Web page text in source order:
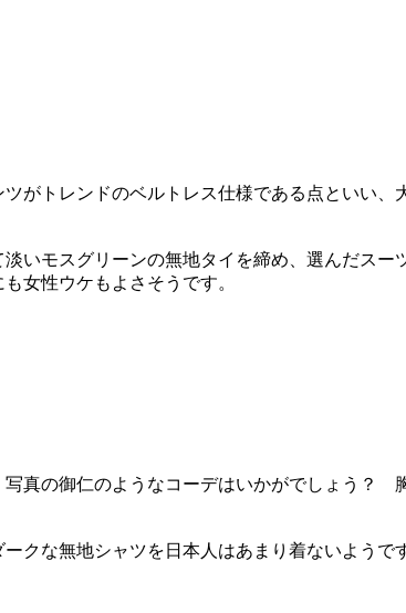
がトレンドのベルトレス仕様である点といい
いモスグリーンの無地タイを締め、選んだス
女性ウケもよさそうです。
真の御仁のようなコーデはいかがでしょう？
クな無地シャツを日本人はあまり着ないようで